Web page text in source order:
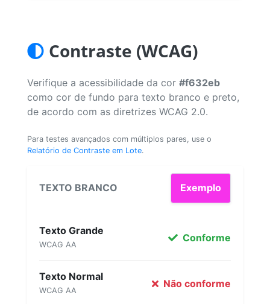
Contraste (WCAG)
Verifique a acessibilidade da cor #f632eb
como cor de fundo para texto branco e preto,
de acordo com as diretrizes WCAG 2.0.
Para testes avançados com múltiplos pares, use o
Relatório de Contraste em Lote.
TEXTO BRANCO Exemplo
Texto Grande
WCAG AA
Conforme
Texto Normal
WCAG AA
Não conforme